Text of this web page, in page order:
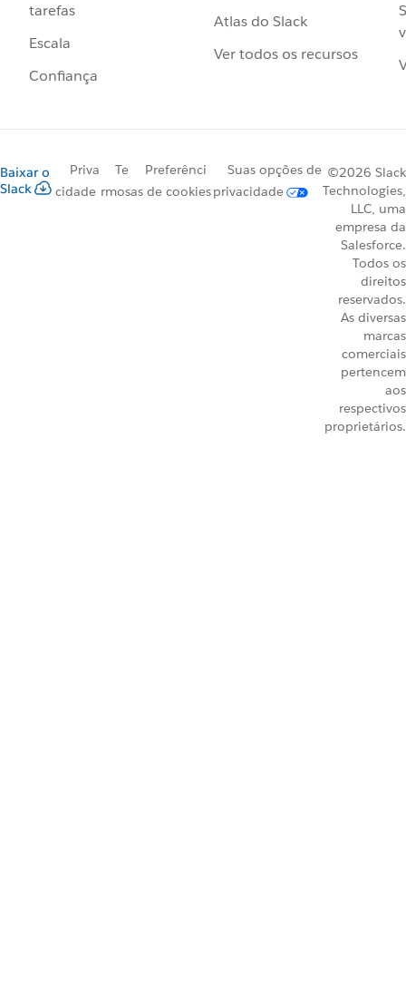
tarefas
Escala
Confiança
Atlas do Slack
Ver todos os recursos
Baixar o
Slack
Priva
cidade
Te
rmos
Preferênci
as de cookies
Suas opções de
privacidade
©2026 Slack
Technologies,
LLC, uma
empresa da
Salesforce.
Todos os
direitos
reservados.
As diversas
marcas
comerciais
pertencem
aos
respectivos
proprietários.